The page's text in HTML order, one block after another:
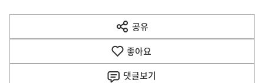
다
음
공유
열
기
좋아요
댓글보기